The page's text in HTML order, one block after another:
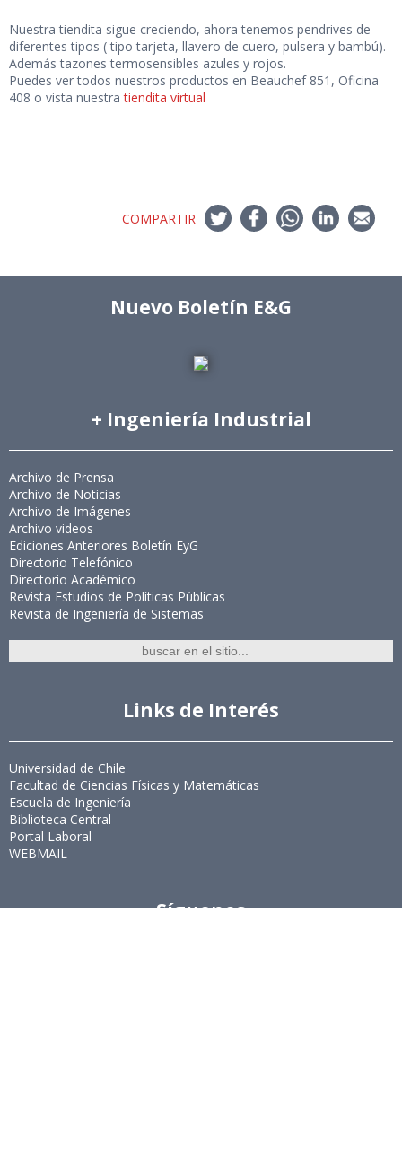
Nuestra tiendita sigue creciendo, ahora tenemos pendrives de
diferentes tipos ( tipo tarjeta, llavero de cuero, pulsera y bambú).
Además tazones termosensibles azules y rojos.
Puedes ver todos nuestros productos en Beauchef 851, Oficina
408 o vista nuestratiendita virtual
COMPARTIR
Nuevo Boletín E&G
+ Ingeniería Industrial
Archivo de Prensa
Archivo de Noticias
Archivo de Imágenes
Archivo videos
Ediciones Anteriores Boletín EyG
Directorio Telefónico
Directorio Académico
Revista Estudios de Políticas Públicas
Revista de Ingeniería de Sistemas
Links de Interés
Universidad de Chile
Facultad de Ciencias Físicas y Matemáticas
Escuela de Ingeniería
Biblioteca Central
Portal Laboral
WEBMAIL
Síguenos